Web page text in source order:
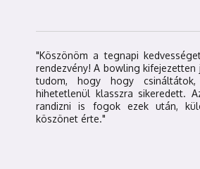
"Köszönöm a tegnapi
rendezvény! A bowling
tudom, hogy hogy
hihetetlenül klasszra sikeredett.
randizni is fogok ezek után,
köszönet érte."